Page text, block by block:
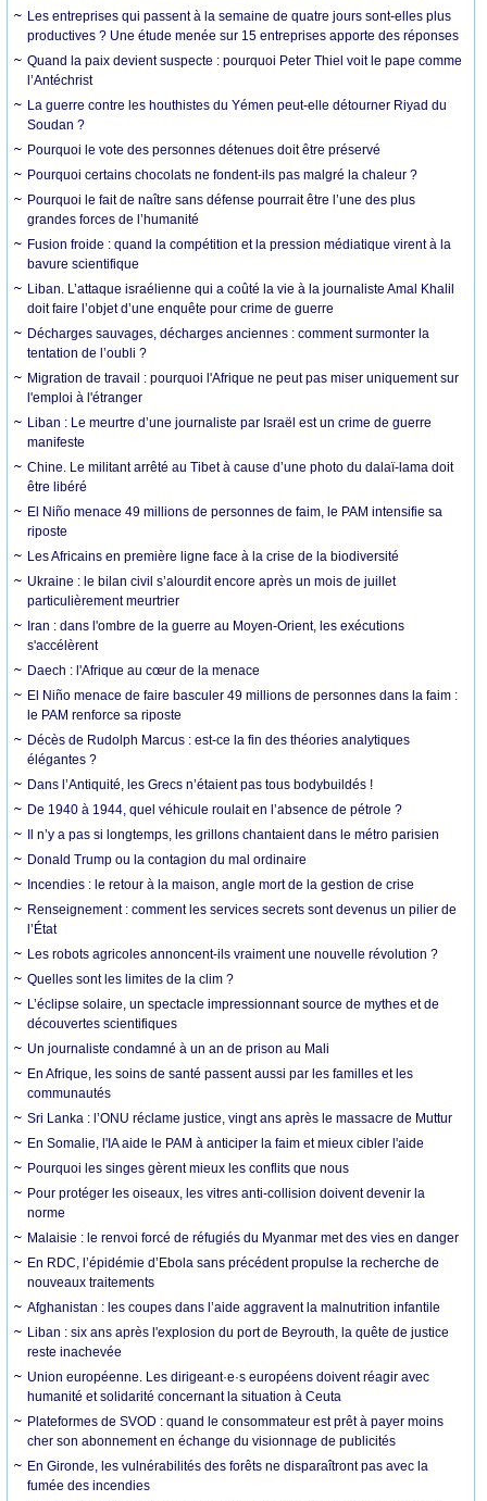
Les entreprises qui passent à la semaine de quatre jours sont-elles plus
productives ? Une étude menée sur 15 entreprises apporte des réponses
Quand la paix devient suspecte : pourquoi Peter Thiel voit le pape comme
l’Antéchrist
La guerre contre les houthistes du Yémen peut-elle détourner Riyad du
Soudan ?
Pourquoi le vote des personnes détenues doit être préservé
Pourquoi certains chocolats ne fondent-ils pas malgré la chaleur ?
Pourquoi le fait de naître sans défense pourrait être l’une des plus
grandes forces de l’humanité
Fusion froide : quand la compétition et la pression médiatique virent à la
bavure scientifique
Liban. L’attaque israélienne qui a coûté la vie à la journaliste Amal Khalil
doit faire l’objet d’une enquête pour crime de guerre
Décharges sauvages, décharges anciennes : comment surmonter la
tentation de l’oubli ?
Migration de travail : pourquoi l'Afrique ne peut pas miser uniquement sur
l'emploi à l'étranger
Liban : Le meurtre d’une journaliste par Israël est un crime de guerre
manifeste
Chine. Le militant arrêté au Tibet à cause d’une photo du dalaï-lama doit
être libéré
El Niño menace 49 millions de personnes de faim, le PAM intensifie sa
riposte
Les Africains en première ligne face à la crise de la biodiversité
Ukraine : le bilan civil s’alourdit encore après un mois de juillet
particulièrement meurtrier
Iran : dans l'ombre de la guerre au Moyen-Orient, les exécutions
s'accélèrent
Daech : l'Afrique au cœur de la menace
El Niño menace de faire basculer 49 millions de personnes dans la faim :
le PAM renforce sa riposte
Décès de Rudolph Marcus : est-ce la fin des théories analytiques
élégantes ?
Dans l’Antiquité, les Grecs n’étaient pas tous bodybuildés !
De 1940 à 1944, quel véhicule roulait en l’absence de pétrole ?
Il n’y a pas si longtemps, les grillons chantaient dans le métro parisien
Donald Trump ou la contagion du mal ordinaire
Incendies : le retour à la maison, angle mort de la gestion de crise
Renseignement : comment les services secrets sont devenus un pilier de
l’État
Les robots agricoles annoncent-ils vraiment une nouvelle révolution ?
Quelles sont les limites de la clim ?
L’éclipse solaire, un spectacle impressionnant source de mythes et de
découvertes scientifiques
Un journaliste condamné à un an de prison au Mali
En Afrique, les soins de santé passent aussi par les familles et les
communautés
Sri Lanka : l’ONU réclame justice, vingt ans après le massacre de Muttur
En Somalie, l'IA aide le PAM à anticiper la faim et mieux cibler l'aide
Pourquoi les singes gèrent mieux les conflits que nous
Pour protéger les oiseaux, les vitres anti-collision doivent devenir la
norme
Malaisie : le renvoi forcé de réfugiés du Myanmar met des vies en danger
En RDC, l’épidémie d’Ebola sans précédent propulse la recherche de
nouveaux traitements
Afghanistan : les coupes dans l’aide aggravent la malnutrition infantile
Liban : six ans après l'explosion du port de Beyrouth, la quête de justice
reste inachevée
Union européenne. Les dirigeant·e·s européens doivent réagir avec
humanité et solidarité concernant la situation à Ceuta
Plateformes de SVOD : quand le consommateur est prêt à payer moins
cher son abonnement en échange du visionnage de publicités
En Gironde, les vulnérabilités des forêts ne disparaîtront pas avec la
fumée des incendies